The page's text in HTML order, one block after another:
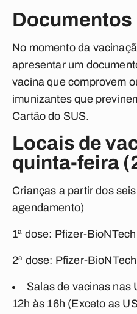
No momento da
apresentar um
vacina que comprovem
imunizantes que
Cartão do SUS.
Locais de
quinta-feira
Crianças a partir dos
agendamento)
1ª dose: Pfizer-
2ª dose: Pfizer-
Salas de vacinas nas
12h às 16h (Exceto as